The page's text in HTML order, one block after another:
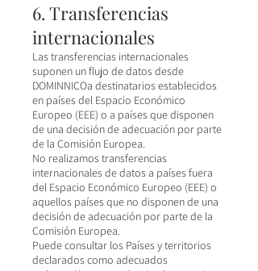
6. Transferencias
internacionales
Las transferencias internacionales
suponen un flujo de datos desde
DOMINNICOa destinatarios establecidos
en países del Espacio Económico
Europeo (EEE) o a países que disponen
de una decisión de adecuación por parte
de la Comisión Europea.
No realizamos transferencias
internacionales de datos a países fuera
del Espacio Económico Europeo (EEE) o
aquellos países que no disponen de una
decisión de adecuación por parte de la
Comisión Europea.
Puede consultar los Países y territorios
declarados como adecuados